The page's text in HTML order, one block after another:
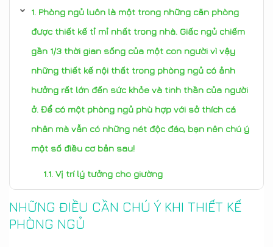
Phòng ngủ luôn là một trong những căn phòng
được thiết kế tỉ mỉ nhất trong nhà. Giấc ngủ chiếm
gần 1/3 thời gian sống của một con người vì vậy
những thiết kế nội thất trong phòng ngủ có ảnh
hưởng rất lớn đến sức khỏe và tinh thần của người
ở. Để có một phòng ngủ phù hợp với sở thích cá
nhân mà vẫn có những nét độc đáo, bạn nên chú ý
một số điều cơ bản sau!
Vị trí lý tưởng cho giường
Chọn màu sắc phù hợp
Ánh sáng hợp lý
NHỮNG ĐIỀU CẦN CHÚ Ý KHI THIẾT KẾ
PHÒNG NGỦ